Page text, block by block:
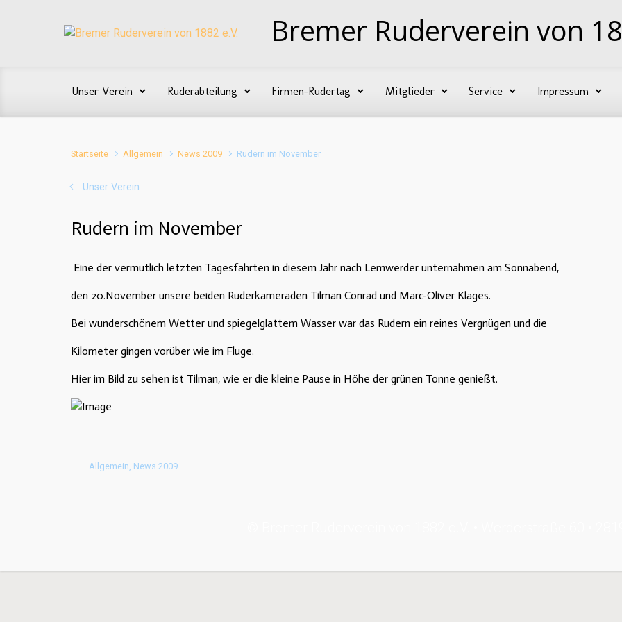
Bremer Ruderverein von
Unser Verein Ruderabteilung Firmen-Rudertag Mitglieder Service Impressum
Startseite Allgemein News 2009 Rudern im November
Unser Verein
Rudern im November
Eine der vermutlich letzten Tagesfahrten in diesem Jahr nach Lemwerder unternahmen am Sonnabend,
den 20.November unsere beiden Ruderkameraden Tilman Conrad und Marc-Oliver Klages.
Bei wunderschönem Wetter und spiegelglattem Wasser war das Rudern ein reines Vergnügen und die
Kilometer gingen vorüber wie im Fluge.
Hier im Bild zu sehen ist Tilman, wie er die kleine Pause in Höhe der grünen Tonne genießt.
Allgemein, News 2009